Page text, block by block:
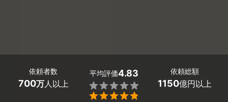
依頼者数
700万人以上
平均評価4.83


依頼総額
1150億円以上